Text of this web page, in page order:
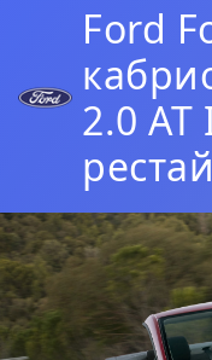
Ford
2.0